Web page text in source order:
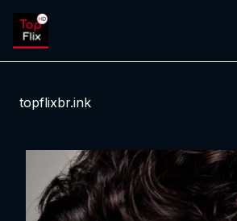
topflixbr.ink